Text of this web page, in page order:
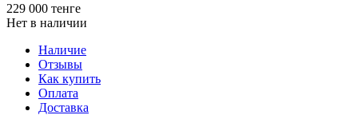
229 000 тенге
Нет в наличии
Наличие
Отзывы
Как купить
Оплата
Доставка